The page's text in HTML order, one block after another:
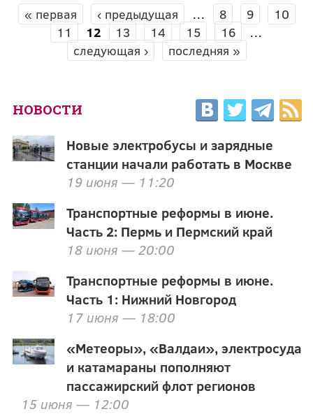
СТРАНИЦЫ
« первая ‹ предыдущая … 8 9
10
11
12 13 14 15 16
…
следующая ›
последняя »
НОВОСТИ
Новые электробусы и зарядные
станции начали работать в Москве
19 июня — 11:20
Транспортные реформы в июне.
Часть 2: Пермь и Пермский край
18 июня — 20:00
Транспортные реформы в июне.
Часть 1: Нижний Новгород
17 июня — 18:00
«Метеоры», «Валдаи», электросуда
и катамараны пополняют
пассажирский флот регионов
15 июня — 12:00